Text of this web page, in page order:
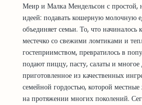
Меир и Малка Мендельсон с простой,
идеей: подавать кошерную молочную
объединяет семьи. То, что начиналось
местечко со свежими ломтиками и
гостеприимством, превратилось в
подают пиццу, пасту, салаты и многое
приготовленное из качественных
семейной гордостью, которой
на протяжении многих поколений.